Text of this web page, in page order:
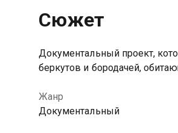
Сюжет
Документальный проект,
беркутов и бородачей,
Жанр
Документальный